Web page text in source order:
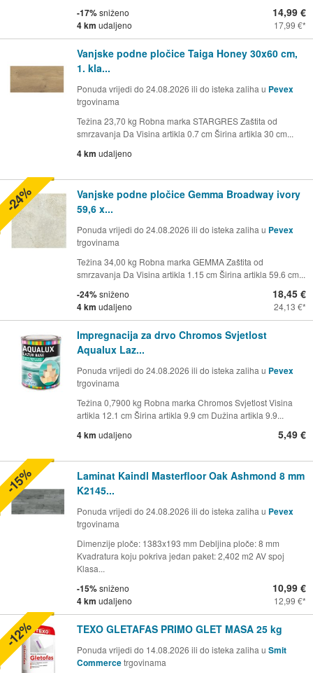
-17%sniženo
4 km udaljeno
14,99 €
17,99 €
Vanjske podne pločice Taiga Honey 30x60 cm,
1. kla...
Ponuda vrijedi do 24.08.2026 ili do isteka zaliha u Pevex
trgovinama
Težina 23,70 kg Robna marka STARGRES Zaštita od
smrzavanja Da Visina artikla 0.7 cm Širina artikla 30 cm...
4 km udaljeno
Vanjske podne pločice Gemma Broadway ivory
59,6 x...
Ponuda vrijedi do 24.08.2026 ili do isteka zaliha u Pevex
trgovinama
Težina 34,00 kg Robna marka GEMMA Zaštita od
smrzavanja Da Visina artikla 1.15 cm Širina artikla 59.6 cm...
-24%sniženo
4 km udaljeno
18,45 €
24,13 €
-24%
Impregnacija za drvo Chromos Svjetlost
Aqualux Laz...
Ponuda vrijedi do 24.08.2026 ili do isteka zaliha u Pevex
trgovinama
Težina 0,7900 kg Robna marka Chromos Svjetlost Visina
artikla 12.1 cm Širina artikla 9.9 cm Dužina artikla 9.9...
4 km udaljeno 5,49 €
Laminat Kaindl Masterfloor Oak Ashmond 8 mm
K2145...
Ponuda vrijedi do 24.08.2026 ili do isteka zaliha u Pevex
trgovinama
Dimenzije ploče: 1383x193 mm Debljina ploče: 8 mm
Kvadratura koju pokriva jedan paket: 2,402 m2 AV spoj
Klasa...
-15%sniženo
4 km udaljeno
10,99 €
12,99 €
-15%
TEXO GLETAFAS PRIMO GLET MASA 25 kg
Ponuda vrijedi do 14.08.2026 ili do isteka zaliha u Smit
Commercetrgovinama
-12%